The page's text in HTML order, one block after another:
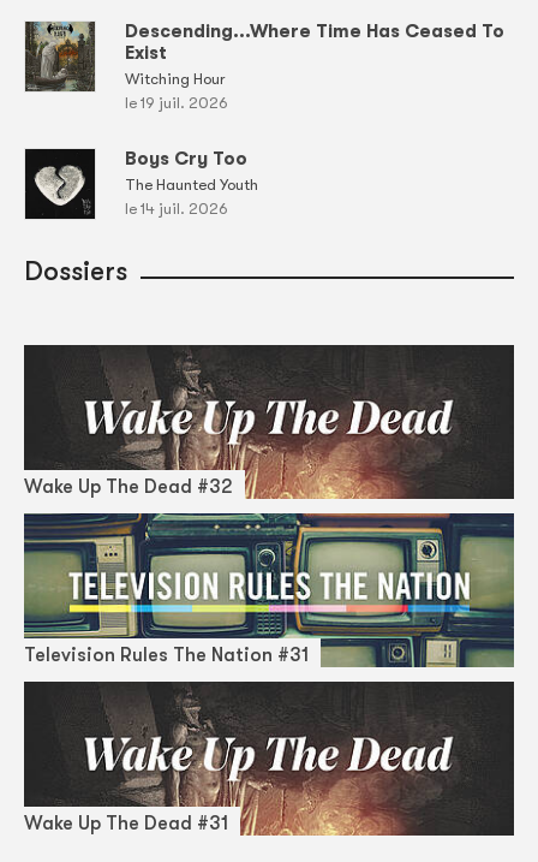
Descending...Where Time Has Ceased To
Exist
Witching Hour
le 19 juil. 2026
Boys Cry Too
The Haunted Youth
le 14 juil. 2026
Dossiers
Wake Up The Dead #32
Television Rules The Nation #31
Wake Up The Dead #31